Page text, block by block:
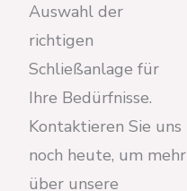
Auswahl der
richtigen
Schließanlage für
Ihre Bedürfnisse.
Kontaktieren Sie uns
noch heute, um mehr
über unsere